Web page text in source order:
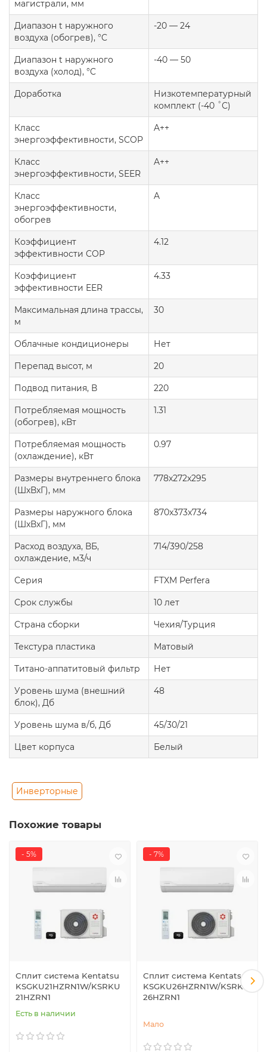
магистрали, мм
Диапазон t наружного
воздуха (обогрев), °C
-20 — 24
Диапазон t наружного
воздуха (холод), °C
-40 — 50
Доработка
Низкотемпературный
комплект (-40 ˚С)
Класс
энергоэффективности, SCOP
A++
Класс
энергоэффективности, SEER
A++
Класс
энергоэффективности,
обогрев
A
Коэффициент
эффективности COP
4.12
Коэффициент
эффективности EER
4.33
Максимальная длина трассы,
м
30
Облачные кондиционеры Нет
Перепад высот, м 20
Подвод питания, В 220
Потребляемая мощность
(обогрев), кВт
1.31
Потребляемая мощность
(охлаждение), кВт
0.97
Размеры внутреннего блока
(ШxВxГ), мм
778x272x295
Размеры наружного блока
(ШxВxГ), мм
870x373x734
Расход воздуха, ВБ,
охлаждение, м3/ч
714/390/258
Серия FTXM Perfera
Срок службы 10 лет
Страна сборки Чехия/Турция
Текстура пластика Матовый
Титано-аппатитовый фильтр Нет
Уровень шума (внешний
блок), Дб
48
Уровень шума в/б, Дб 45/30/21
Цвет корпуса Белый
Инверторные
Похожие товары
- 5%
Сплит система Kentatsu
KSGKU21HZRN1W/KSRKU
21HZRN1
Есть в наличии
- 7%
Сплит система Kentatsu
KSGKU26HZRN1W/KSRKU
26HZRN1
Мало